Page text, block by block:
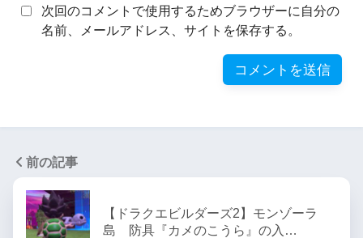
次回のコメントで使用するためブラウザーに自分の
名前、メールアドレス、サイトを保存する。
前の記事
【ドラクエビルダーズ2】モンゾーラ
島 防具『カメのこうら』の入…